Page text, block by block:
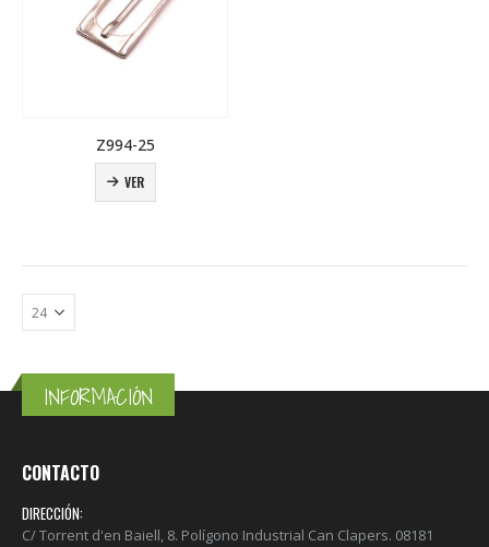
Z994-25
VER
INFORMACIÓN
CONTACTO
DIRECCIÓN:
C/ Torrent d'en Baiell, 8. Polígono Industrial Can Clapers. 08181